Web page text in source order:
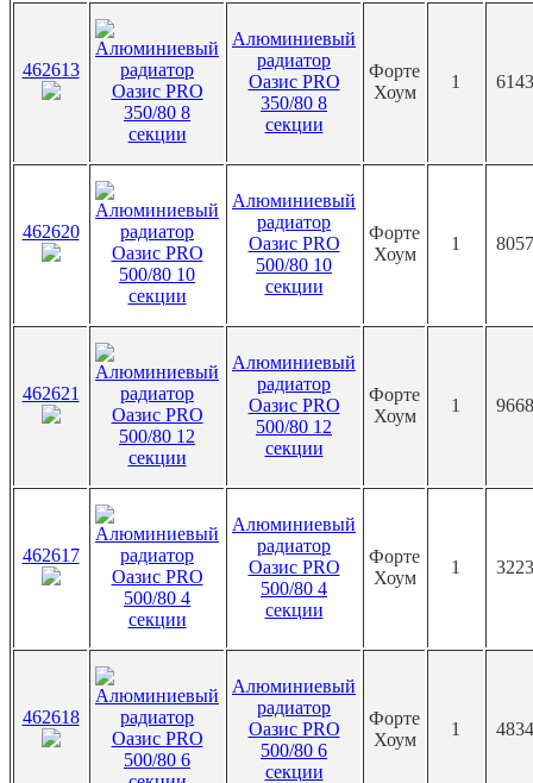
462613
Алюминиевый
радиатор
Оазис PRO
350/80 8
секции
Форте
Хоум
1
462620
Алюминиевый
радиатор
Оазис PRO
500/80 10
секции
Форте
Хоум
1
462621
Алюминиевый
радиатор
Оазис PRO
500/80 12
секции
Форте
Хоум
1
462617
Алюминиевый
радиатор
Оазис PRO
500/80 4
секции
Форте
Хоум
1
462618
Алюминиевый
радиатор
Оазис PRO
500/80 6
секции
Форте
Хоум
1